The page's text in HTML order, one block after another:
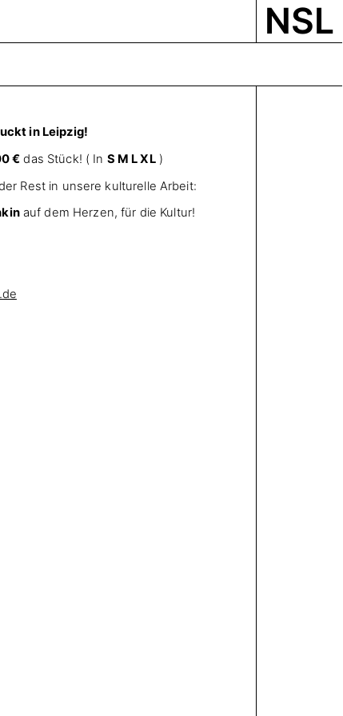
NSL
in Leipzig!
€ das Stück! ( In S M L XL)
Rest in unsere kulturelle Arbeit:
auf dem Herzen, für die Kultur!